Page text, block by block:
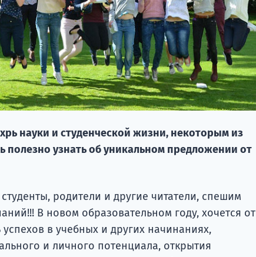
науки и студенческой жизни, некоторым из
полезно узнать об уникальном предложении от
родители и другие читатели, спешим
В новом образовательном году, хочется от
в учебных и других начинаниях,
и личного потенциала, открытия